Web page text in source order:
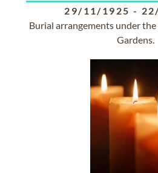
29/11/1925 -
Burial arrangements under
Gardens.